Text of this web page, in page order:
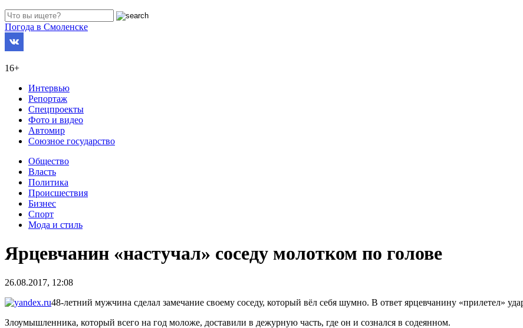
Погода в Смоленске
16+
Интервью
Репортаж
Спецпроекты
Фото и видео
Автомир
Союзное государство
Общество
Власть
Политика
Происшествия
Бизнес
Спорт
Мода и стиль
Ярцевчанин «настучал» соседу молотком по голове
26.08.2017, 12:08
48-летний мужчина сделал замечание своему соседу, который вёл себя шумно. В ответ ярцевчанину «прилетел»
Злоумышленника, который всего на год моложе, доставили в дежурную часть, где он и сознался в содеянном.